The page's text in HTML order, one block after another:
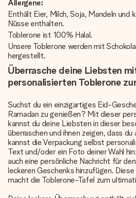
Allergene:
Enthält Eier, Milch, Soja, Mandeln und
Nüsse enthalten.
Toblerone ist 100% Halal.
Unsere Toblerone werden mit
hergestellt.
Überrasche deine Liebsten
personalisierten Toblerone
Suchst du ein einzigartiges Eid-
Ramadan zu genießen? Mit dieser
kannst du deine Liebsten in dieser
überraschen und ihnen zeigen, dass
kannst die Verpackung selbst
Text und/oder ein Foto deiner Wahl
auch eine persönliche Nachricht für
leckeren Geschenks hinzufügen.
macht die Toblerone-Tafel zum